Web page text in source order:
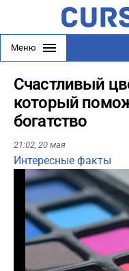
Меню
Счастливый
который
богатство
21:02, 20 мая
Интересные факты